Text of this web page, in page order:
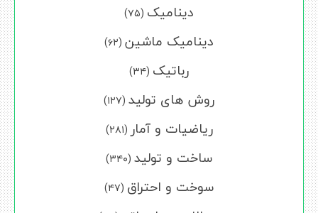
دینامیک (۷۵)
دینامیک ماشین (۶۲)
رباتیک (۳۴)
روش های تولید (۱۲۷)
ریاضیات و آمار (۲۸۱)
ساخت و تولید (۳۴۰)
سوخت و احتراق (۴۷)